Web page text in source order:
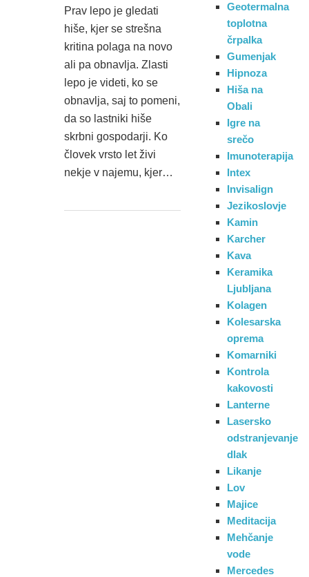
Prav lepo je gledati
hiše, kjer se strešna
kritina polaga na novo
ali pa obnavlja. Zlasti
lepo je videti, ko se
obnavlja, saj to pomeni,
da so lastniki hiše
skrbni gospodarji. Ko
človek vrsto let živi
nekje v najemu, kjer…
Geotermalna
toplotna
črpalka
Gumenjak
Hipnoza
Hiša na
Obali
Igre na
srečo
Imunoterapija
Intex
Invisalign
Jezikoslovje
Kamin
Karcher
Kava
Keramika
Ljubljana
Kolagen
Kolesarska
oprema
Komarniki
Kontrola
kakovosti
Lanterne
Lasersko
odstranjevanje
dlak
Likanje
Lov
Majice
Meditacija
Mehčanje
vode
Mercedes